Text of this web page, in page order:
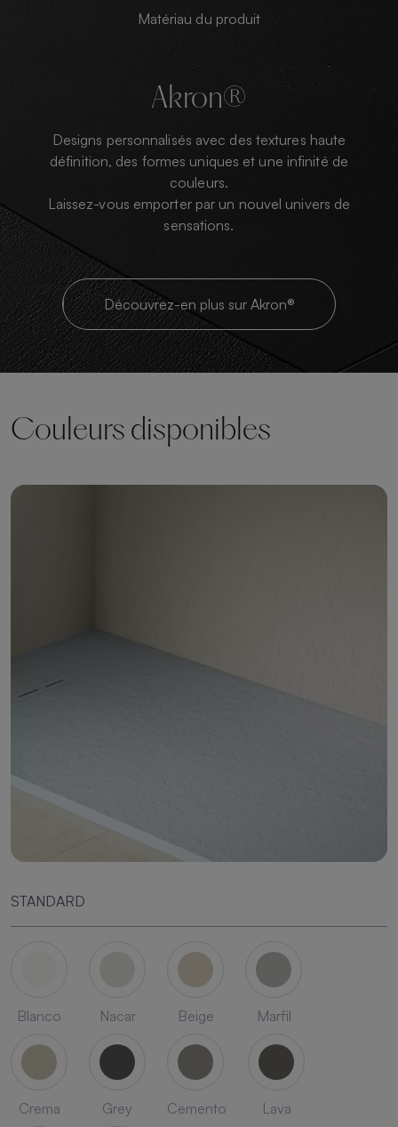
Matériau du produit
Akron®
Designs personnalisés avec des textures haute
définition, des formes uniques et une infinité de
couleurs.
Laissez-vous emporter par un nouvel univers de
sensations.
Découvrez-en plus sur Akron®
Couleurs disponibles
STANDARD
Blanco Nacar Beige Marfil
Crema Grey Cemento Lava